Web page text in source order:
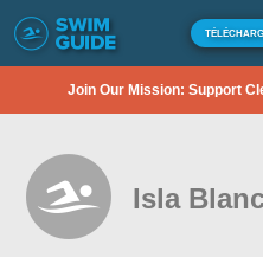
Join Our Mission: Support
Isla